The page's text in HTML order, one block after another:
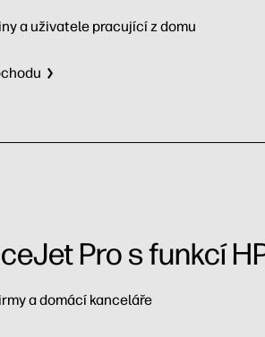
a uživatele pracující z domu
Pro s funkcí
a domácí kanceláře